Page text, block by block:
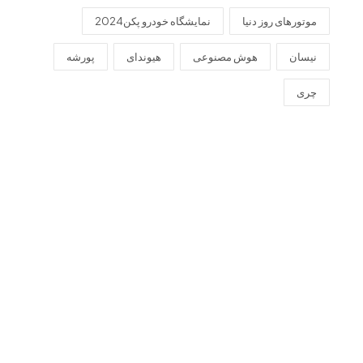
موتورهای روز دنیا نمایشگاه خودرو پکن2024
نیسان هوش مصنوعی هیوندای پورشه
چری